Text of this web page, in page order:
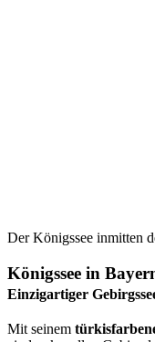
Der Königssee inmitten
Königssee in
Einzigartiger
Mit seinem